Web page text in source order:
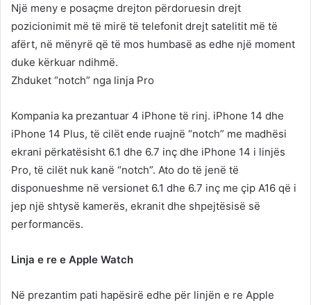
Një meny e posaçme drejton përdoruesin drejt
pozicionimit më të mirë të telefonit drejt satelitit më të
afërt, në mënyrë që të mos humbasë as edhe një moment
duke kërkuar ndihmë.
Zhduket “notch” nga linja Pro
Kompania ka prezantuar 4 iPhone të rinj. iPhone 14 dhe
iPhone 14 Plus, të cilët ende ruajnë “notch” me madhësi
ekrani përkatësisht 6.1 dhe 6.7 inç dhe iPhone 14 i linjës
Pro, të cilët nuk kanë “notch”. Ato do të jenë të
disponueshme në versionet 6.1 dhe 6.7 inç me çip A16 që i
jep një shtysë kamerës, ekranit dhe shpejtësisë së
performancës.
Linja e re e Apple Watch
Në prezantim pati hapësirë edhe për linjën e re Apple